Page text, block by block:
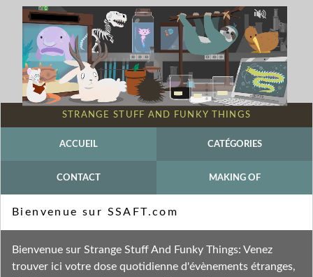
STRANGE STUFF AND FUNKY THINGS
ACCUEIL CATÉGORIES
CONTACT MAKING OF
Fil des commentaires
Bienvenue sur SSAFT.com
Bienvenue sur Strange Stuff And Funky Things: Venez
trouver ici votre dose quotidienne d'évènements étranges,